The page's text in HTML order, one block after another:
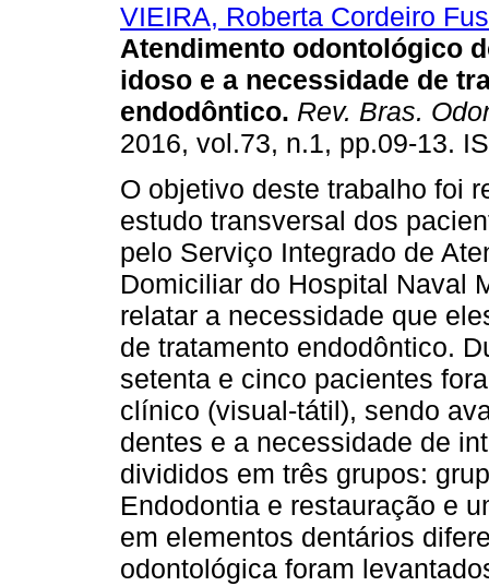
VIEIRA, Roberta Cordeiro
Atendimento odontológico
idoso e a necessidade de
endodôntico. Rev. Bras.
2016, vol.73, n.1, pp.09-13.
O objetivo deste trabalho foi
estudo transversal dos
pelo Serviço Integrado de
Domiciliar do Hospital Naval
relatar a necessidade que
de tratamento endodôntico.
setenta e cinco pacientes
clínico (visual-tátil), sendo
dentes e a necessidade de
divididos em três grupos:
Endodontia e restauração e
em elementos dentários
odontológica foram